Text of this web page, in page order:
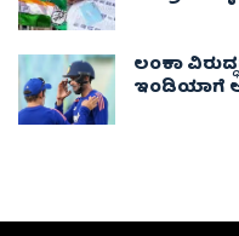
ಲಂಕಾ
ಇಂಡಿಯಾಗೆ